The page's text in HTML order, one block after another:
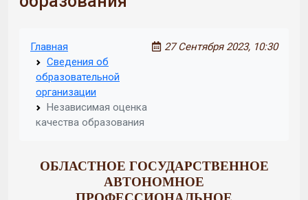
Главная
Сведения об
образовательной
организации
Независимая оценка
качества образования
27 Сентября 2023, 10:30
ОБЛАСТНОЕ ГОСУДАРСТВЕННОЕ
АВТОНОМНОЕ